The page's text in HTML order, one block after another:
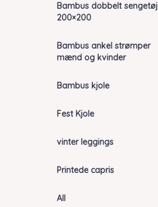
Bambus dobbelt sengetøj
200×200
Bambus ankel strømper
mænd og kvinder
Bambus kjole
Fest Kjole
vinter leggings
Printede capris
All